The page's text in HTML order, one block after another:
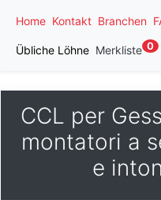
Home Kontakt Branchen
Übliche Löhne Merkliste 0
CCL per
montatori a
e